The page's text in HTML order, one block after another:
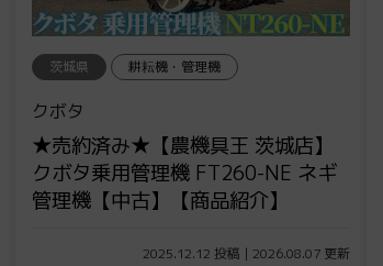
茨城県 耕耘機・管理機
クボタ
★売約済み★【農機具王 茨城店】
クボタ乗用管理機 FT260-NE ネギ
管理機【中古】【商品紹介】
2025.12.12 投稿 | 2026.08.07 更新